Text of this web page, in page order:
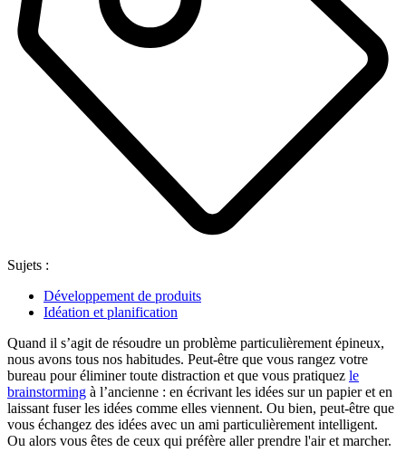
Sujets :
Développement de produits
Idéation et planification
Quand il s’agit de résoudre un problème particulièrement épineux,
nous avons tous nos habitudes. Peut-être que vous rangez votre
bureau pour éliminer toute distraction et que vous pratiquez le
brainstorming à l’ancienne : en écrivant les idées sur un papier et en
laissant fuser les idées comme elles viennent. Ou bien, peut-être que
vous échangez des idées avec un ami particulièrement intelligent.
Ou alors vous êtes de ceux qui préfère aller prendre l'air et marcher.